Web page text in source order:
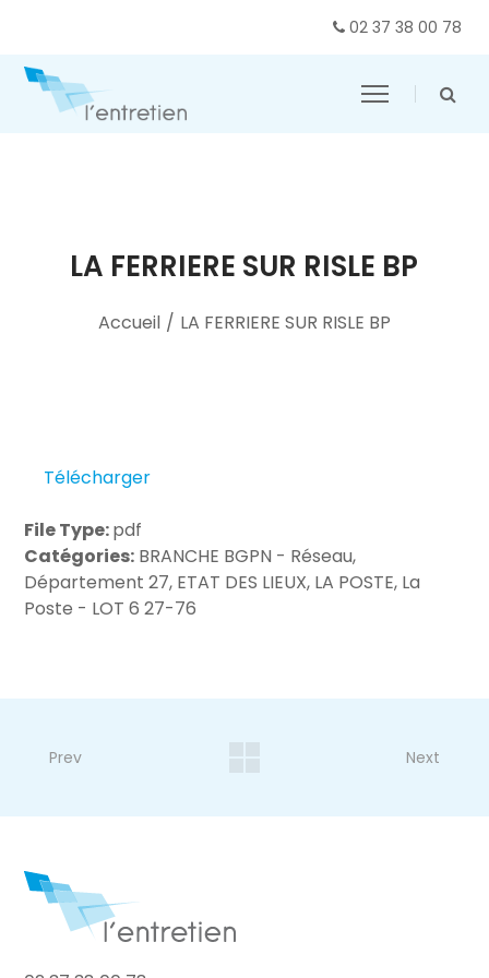
02 37 38 00 78
LA FERRIERE SUR RISLE BP
Accueil / LA FERRIERE SUR RISLE BP
Télécharger
File Type:pdf
Catégories: BRANCHE BGPN - Réseau,
Département 27, ETAT DES LIEUX, LA POSTE, La
Poste - LOT 6 27-76
Prev Next